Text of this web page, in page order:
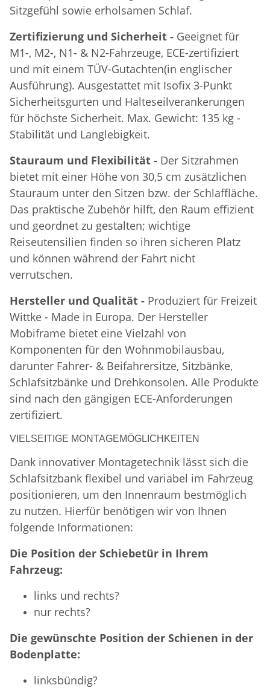
Sitzgefühl sowie erholsamen Schlaf.
Zertifizierung und Sicherheit - Geeignet für
M1-, M2-, N1- & N2-Fahrzeuge, ECE-zertifiziert
und mit einem TÜV-Gutachten(in englischer
Ausführung). Ausgestattet mit Isofix 3-Punkt
Sicherheitsgurten und Halteseilverankerungen
für höchste Sicherheit. Max. Gewicht: 135 kg -
Stabilität und Langlebigkeit.
Stauraum und Flexibilität - Der Sitzrahmen
bietet mit einer Höhe von 30,5 cm zusätzlichen
Stauraum unter den Sitzen bzw. der Schlaffläche.
Das praktische Zubehör hilft, den Raum effizient
und geordnet zu gestalten; wichtige
Reiseutensilien finden so ihren sicheren Platz
und können während der Fahrt nicht
verrutschen.
Hersteller und Qualität - Produziert für Freizeit
Wittke - Made in Europa. Der Hersteller
Mobiframe bietet eine Vielzahl von
Komponenten für den Wohnmobilausbau,
darunter Fahrer- & Beifahrersitze, Sitzbänke,
Schlafsitzbänke und Drehkonsolen. Alle Produkte
sind nach den gängigen ECE-Anforderungen
zertifiziert.
VIELSEITIGE MONTAGEMÖGLICHKEITEN
Dank innovativer Montagetechnik lässt sich die
Schlafsitzbank flexibel und variabel im Fahrzeug
positionieren, um den Innenraum bestmöglich
zu nutzen. Hierfür benötigen wir von Ihnen
folgende Informationen:
Die Position der Schiebetür in Ihrem
Fahrzeug:
links und rechts?
nur rechts?
Die gewünschte Position der Schienen in der
Bodenplatte:
linksbündig?